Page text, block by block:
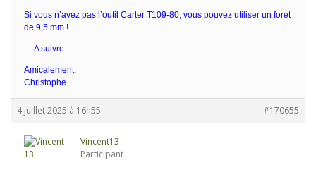
Si vous n’avez pas l’outil Carter T109-80, vous pouvez utiliser un foret
de 9,5 mm !
… A suivre …
Amicalement,
Christophe
4 juillet 2025 à 16h55 #170655
Vincent13
Participant